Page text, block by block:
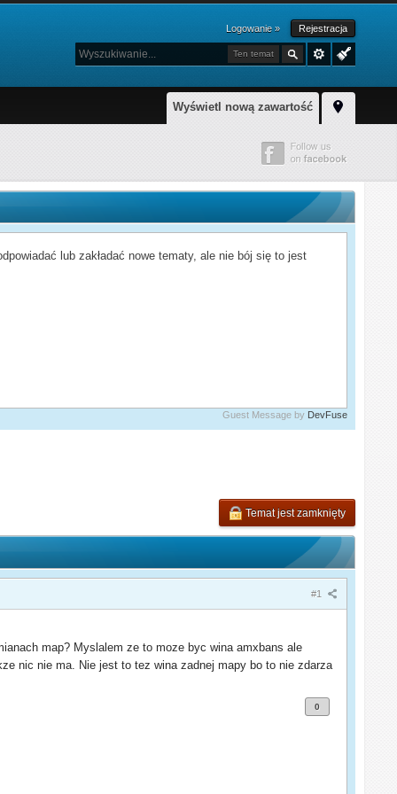
Logowanie » Rejestracja
Ten temat
Wyświetl nową zawartość
lub zakładać nowe tematy, ale nie bój się to jest
Guest Message by DevFuse
Temat jest zamknięty
#1
map? Myslalem ze to moze byc wina amxbans ale
nic nie ma. Nie jest to tez wina zadnej mapy bo to nie zdarza
0